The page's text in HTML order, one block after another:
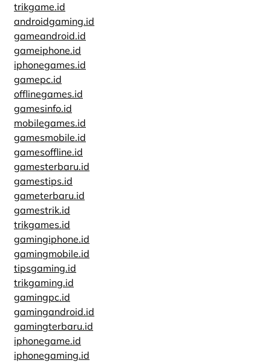
trikgame.id
androidgaming.id
gameandroid.id
gameiphone.id
iphonegames.id
gamepc.id
offlinegames.id
gamesinfo.id
mobilegames.id
gamesmobile.id
gamesoffline.id
gamesterbaru.id
gamestips.id
gameterbaru.id
gamestrik.id
trikgames.id
gamingiphone.id
gamingmobile.id
tipsgaming.id
trikgaming.id
gamingpc.id
gamingandroid.id
gamingterbaru.id
iphonegame.id
iphonegaming.id